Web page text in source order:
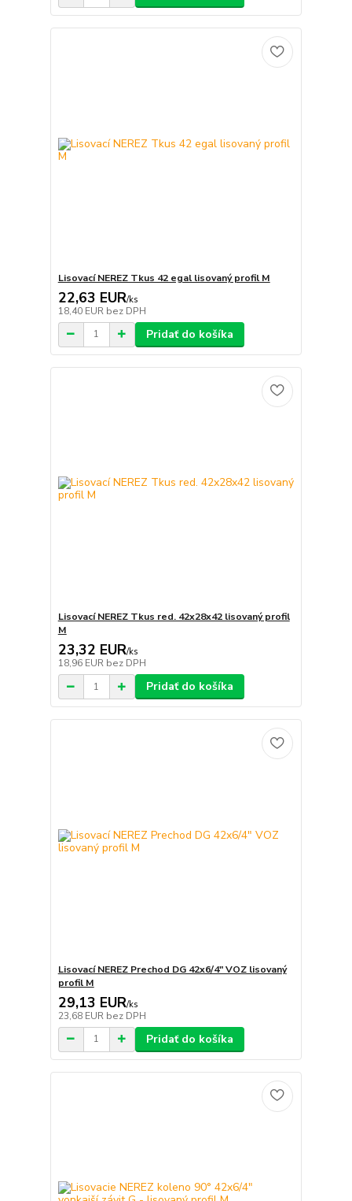
Lisovací NEREZ Tkus 42 egal lisovaný profil M
22,63 EUR/ks
18,40 EUR bez DPH
Pridať do košíka
Lisovací NEREZ Tkus red. 42x28x42 lisovaný profil
M
23,32 EUR/ks
18,96 EUR bez DPH
Pridať do košíka
Lisovací NEREZ Prechod DG 42x6/4" VOZ lisovaný
profil M
29,13 EUR/ks
23,68 EUR bez DPH
Pridať do košíka